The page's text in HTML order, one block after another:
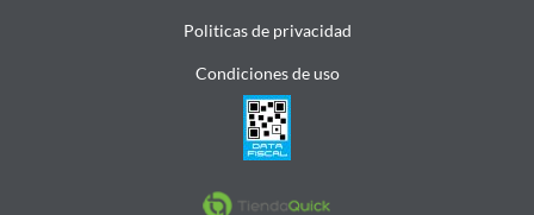
Politicas de privacidad
Condiciones de uso